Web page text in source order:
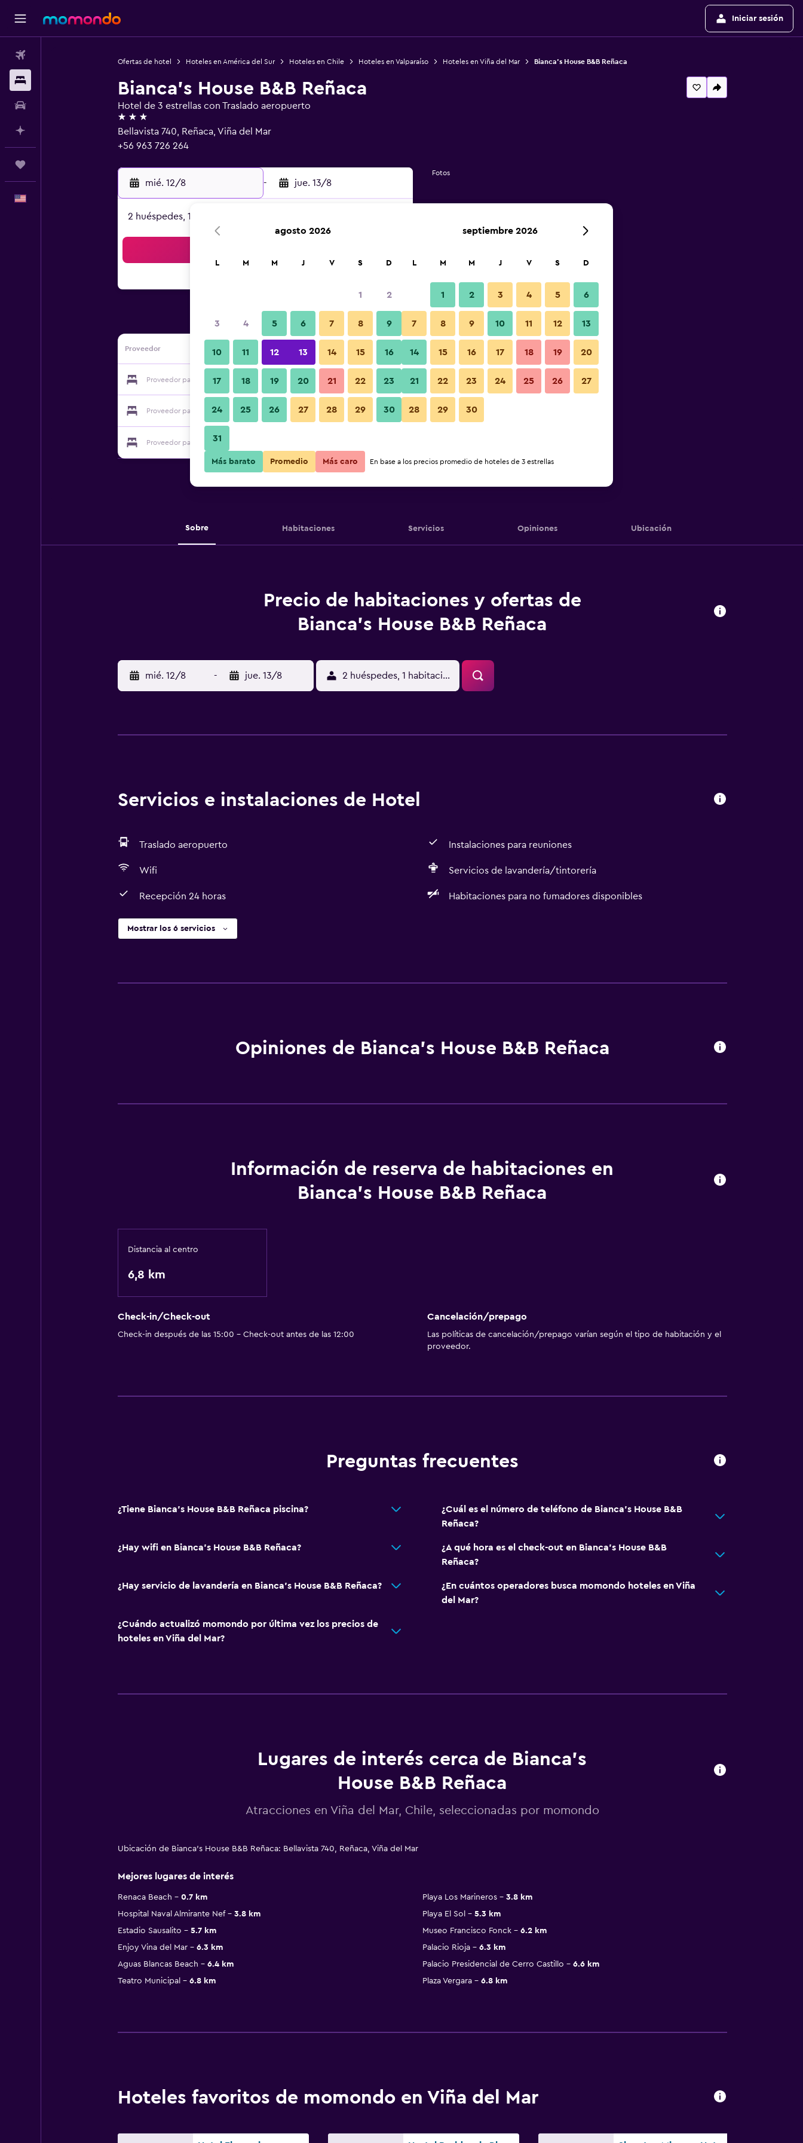
Iniciar sesión
Ofertas de hotel Hoteles en América del Sur Hoteles en Chile Hoteles en Valparaíso Hoteles en Viña del Mar Bianca's House B&B Reñaca
Bianca's House B&B Reñaca
Hotel de 3 estrellas con Traslado aeropuerto
3 estrellas
Bellavista 740, Reñaca, Viña del Mar
+56 963 726 264
mié. 12/8 - jue. 13/8
2 huéspedes, 1 habitación
Proveedor
Proveedor para Bianca's House B&B Reñaca Ver precios
Proveedor para Bianca's House B&B Reñaca Ver precios
Proveedor para Bianca's House B&B Reñaca
Fotos
Sobre Habitaciones Servicios Opiniones Ubicación
Precio de habitaciones y ofertas de
Bianca's House B&B Reñaca
mié. 12/8 - jue. 13/8 2 huéspedes, 1 habitación
Servicios e instalaciones de Hotel
Traslado aeropuerto Instalaciones para reuniones
Wifi Servicios de lavandería/tintorería
Recepción 24 horas Habitaciones para no fumadores disponibles
Mostrar los 6 servicios
Opiniones de Bianca's House B&B Reñaca
Información de reserva de habitaciones en
Bianca's House B&B Reñaca
Distancia al centro
6,8 km
Check-in/Check-out
Check-in después de las 15:00 - Check-out antes de las 12:00
Cancelación/prepago
Las políticas de cancelación/prepago varían según el tipo de habitación y el
proveedor.
Preguntas frecuentes
¿Tiene Bianca's House B&B Reñaca piscina?
¿Cuál es el número de teléfono de Bianca's House B&B
Reñaca?
¿Hay wifi en Bianca's House B&B Reñaca?
¿A qué hora es el check-out en Bianca's House B&B
Reñaca?
¿Hay servicio de lavandería en Bianca's House B&B Reñaca?
¿En cuántos operadores busca momondo hoteles en Viña
del Mar?
¿Cuándo actualizó momondo por última vez los precios de
hoteles en Viña del Mar?
Lugares de interés cerca de Bianca's
House B&B Reñaca
Atracciones en Viña del Mar, Chile, seleccionadas por momondo
Ubicación de Bianca's House B&B Reñaca: Bellavista 740, Reñaca, Viña del Mar
Mejores lugares de interés
Renaca Beach 0.7 km Playa Los Marineros
3.8 km
Hospital Naval Almirante Nef
3.8 km Playa El Sol
5.3 km
Estadio Sausalito
5.7 km Museo Francisco Fonck
6.2 km
Enjoy Vina del Mar
6.3 km Palacio Rioja
6.3 km
Aguas Blancas Beach
6.4 km Palacio Presidencial de Cerro Castillo
6.6 km
Teatro Municipal
6.8 km Plaza Vergara 6.8 km
Hoteles favoritos de momondo en Viña del Mar
agosto 2026
L M M J V S D
1 2
3 4 5 6 7 8 9
10 11 12 13 14 15 16
17 18 19 20 21 22 23
24 25 26 27 28 29 30
31
septiembre 2026
L M M J V S D
1 2 3 4 5 6
7 8 9 10 11 12 13
14 15 16 17 18 19 20
21 22 23 24 25 26 27
28 29 30
Más barato Promedio Más caro En base a los precios promedio de hoteles de 3 estrellas